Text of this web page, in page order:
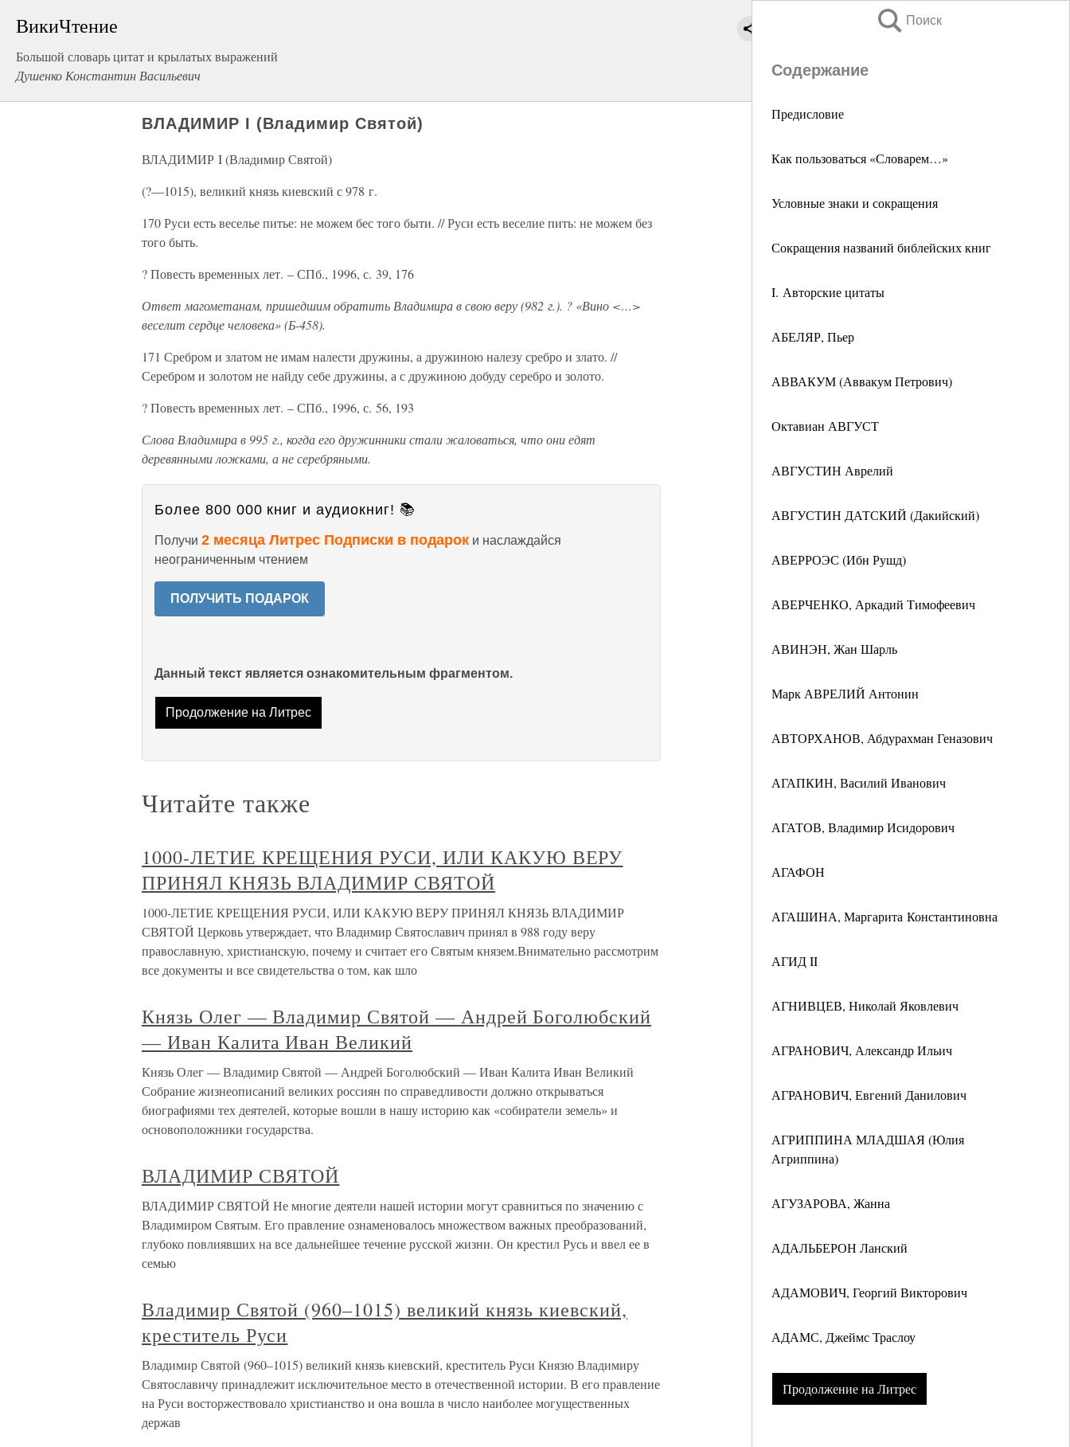
ВикиЧтение
Большой словарь цитат и крылатых выражений
Душенко Константин Васильевич
Поиск
Содержание
Предисловие
Как пользоваться «Словарем…»
Условные знаки и сокращения
Сокращения названий библейских книг
I. Авторские цитаты
АБЕЛЯР, Пьер
АВВАКУМ (Аввакум Петрович)
Октавиан АВГУСТ
АВГУСТИН Аврелий
АВГУСТИН ДАТСКИЙ (Дакийский)
АВЕРРОЭС (Ибн Рушд)
АВЕРЧЕНКО, Аркадий Тимофеевич
АВИНЭН, Жан Шарль
Марк АВРЕЛИЙ Антонин
АВТОРХАНОВ, Абдурахман Геназович
АГАПКИН, Василий Иванович
АГАТОВ, Владимир Исидорович
АГАФОН
АГАШИНА, Маргарита Константиновна
АГИД II
АГНИВЦЕВ, Николай Яковлевич
АГРАНОВИЧ, Александр Ильич
АГРАНОВИЧ, Евгений Данилович
АГРИППИНА МЛАДШАЯ (Юлия
Агриппина)
АГУЗАРОВА, Жанна
АДАЛЬБЕРОН Ланский
АДАМОВИЧ, Георгий Викторович
АДАМС, Джеймс Траслоу
Продолжение на Литрес
ВЛАДИМИР I (Владимир Святой)
ВЛАДИМИР I (Владимир Святой)
(?—1015), великий князь киевский с 978 г.
170 Руси есть веселье питье: не можем бес того быти. // Руси есть веселие пить: не можем без
того быть.
? Повесть временных лет. – СПб., 1996, с. 39, 176
Ответ магометанам, пришедшим обратить Владимира в свою веру (982 г.). ? «Вино <…>
веселит сердце человека» (Б-458).
171 Сребром и златом не имам налести дружины, а дружиною налезу сребро и злато. //
Серебром и золотом не найду себе дружины, а с дружиною добуду серебро и золото.
? Повесть временных лет. – СПб., 1996, с. 56, 193
Слова Владимира в 995 г., когда его дружинники стали жаловаться, что они едят
деревянными ложками, а не серебряными.
Более 800 000 книг и аудиокниг! 📚
Получи 2 месяца Литрес Подписки в подарок и наслаждайся
неограниченным чтением
ПОЛУЧИТЬ ПОДАРОК
Данный текст является ознакомительным фрагментом.
Продолжение на Литрес
Читайте также
1000-ЛЕТИЕ КРЕЩЕНИЯ РУСИ, ИЛИ КАКУЮ ВЕРУ
ПРИНЯЛ КНЯЗЬ ВЛАДИМИР СВЯТОЙ
1000-ЛЕТИЕ КРЕЩЕНИЯ РУСИ, ИЛИ КАКУЮ ВЕРУ ПРИНЯЛ КНЯЗЬ ВЛАДИМИР
СВЯТОЙ Церковь утверждает, что Владимир Святославич принял в 988 году веру
православную, христианскую, почему и считает его Святым князем.Внимательно рассмотрим
все документы и все свидетельства о том, как шло
Князь Олег — Владимир Святой — Андрей Боголюбский
— Иван Калита Иван Великий
Князь Олег — Владимир Святой — Андрей Боголюбский — Иван Калита Иван Великий
Собрание жизнеописаний великих россиян по справедливости должно открываться
биографиями тех деятелей, которые вошли в нашу историю как «собиратели земель» и
основоположники государства.
ВЛАДИМИР СВЯТОЙ
ВЛАДИМИР СВЯТОЙ Не многие деятели нашей истории могут сравниться по значению с
Владимиром Святым. Его правление ознаменовалось множеством важных преобразований,
глубоко повлиявших на все дальнейшее течение русской жизни. Он крестил Русь и ввел ее в
семью
Владимир Святой (960–1015) великий князь киевский,
креститель Руси
Владимир Святой (960–1015) великий князь киевский, креститель Руси Князю Владимиру
Святославичу принадлежит исключительное место в отечественной истории. В его правление
на Руси восторжествовало христианство и она вошла в число наиболее могущественных
держав